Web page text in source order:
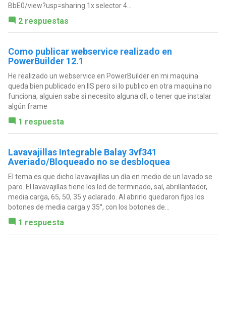
BbE0/view?usp=sharing 1x selector 4...
2 respuestas
Como publicar webservice realizado en
PowerBuilder 12.1
He realizado un webservice en PowerBuilder en mi maquina
queda bien publicado en IIS pero si lo publico en otra maquina no
funciona, alguien sabe si necesito alguna dll, o tener que instalar
algún frame
1 respuesta
Lavavajillas Integrable Balay 3vf341
Averiado/Bloqueado no se desbloquea
El tema es que dicho lavavajillas un día en medio de un lavado se
paro. El lavavajillas tiene los led de terminado, sal, abrillantador,
media carga, 65, 50, 35 y aclarado. Al abrirlo quedaron fijos los
botones de media carga y 35°, con los botones de...
1 respuesta